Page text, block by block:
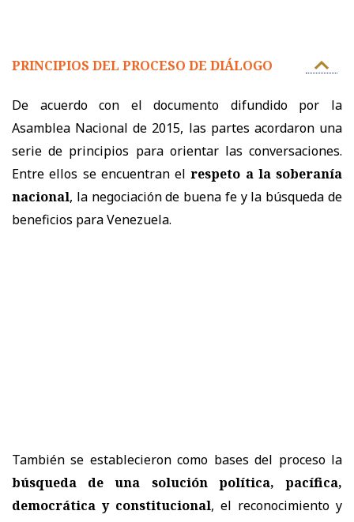
PRINCIPIOS DEL PROCESO DE DIÁLOGO
De acuerdo con el documento difundido por la
Asamblea Nacional de 2015, las partes acordaron una
serie de principios para orientar las conversaciones.
Entre ellos se encuentran elrespeto a la soberanía
nacional, la negociación de buena fe y la búsqueda de
beneficios para Venezuela.
También se establecieron como bases del proceso la
búsqueda de una solución política, pacífica,
democrática y constitucional, el reconocimiento y